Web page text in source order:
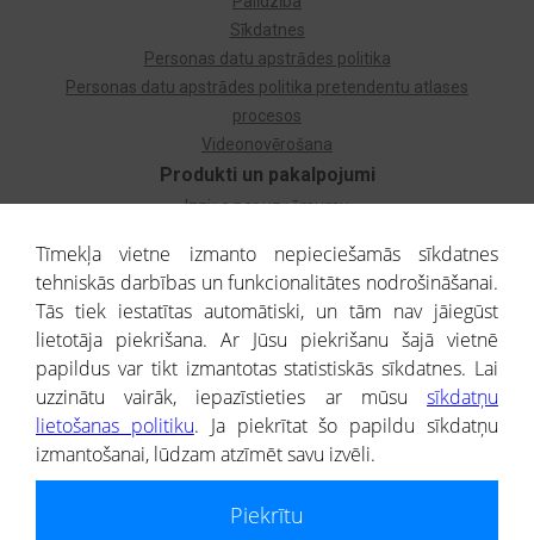
Produkti un pakalpojumi
Izziņa par uzņēmumu
Dzimtas koks
Uzņēmumu atlase
Monitorings
Kredītizziņa par ārvalstu uzņēmumiem
Sīkdatnes
Personas datu apstrādes politika
Personas datu apstrādes politika pretendentu atlases
procesos
Videonovērošana
® CREDITREFORM Latvija
SIA
Tīmekļa vietne izmanto nepieciešamās sīkdatnes
tehniskās darbības un funkcionalitātes nodrošināšanai.
Tās tiek iestatītas automātiski, un tām nav jāiegūst
lietotāja piekrišana. Ar Jūsu piekrišanu šajā vietnē
papildus var tikt izmantotas statistiskās sīkdatnes. Lai
uzzinātu vairāk, iepazīstieties ar mūsu sīkdatņu
lietošanas politiku. Ja piekrītat šo papildu sīkdatņu
izmantošanai, lūdzam atzīmēt savu izvēli.
Piekrītu